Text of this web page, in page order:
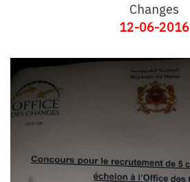
Changes
12-06-2016